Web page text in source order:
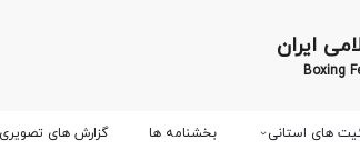
ایران
Boxing
های استانی بخشنامه ها گزارش های تصویری